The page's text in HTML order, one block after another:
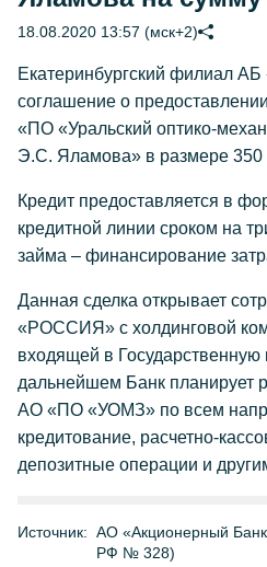
18.08.2020 13:57 (мск+2)
Екатеринбургский филиал
соглашение о
«ПО «Уральский оптико-
Э.С. Яламова» в размере 350
Кредит предоставляется в
кредитной линии сроком на
займа – финансирование
Данная сделка открывает
«РОССИЯ» с холдинговой
входящей в
дальнейшем Банк планирует
АО «ПО «УОМЗ» по всем
кредитование, расчетно-
депозитные операции и
Источник: АО «Акционерный
РФ № 328)